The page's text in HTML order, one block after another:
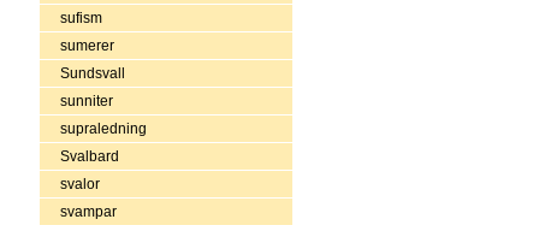
sufism
sumerer
Sundsvall
sunniter
supraledning
Svalbard
svalor
svampar